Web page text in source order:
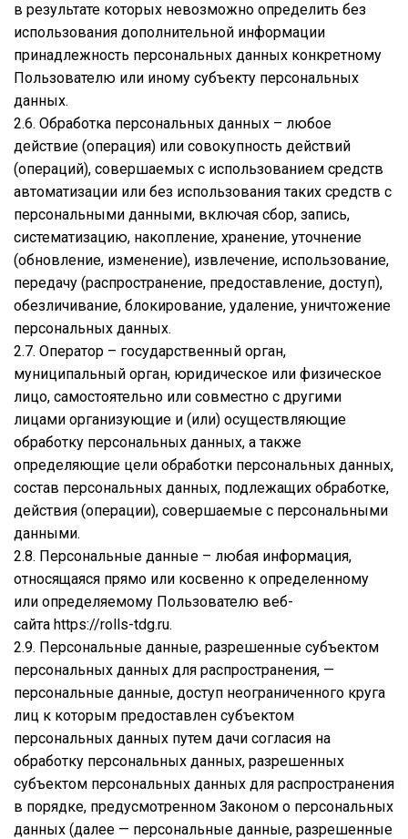
в результате которых невозможно определить без
использования дополнительной информации
принадлежность персональных данных конкретному
Пользователю или иному субъекту персональных
данных.
2.6. Обработка персональных данных – любое
действие (операция) или совокупность действий
(операций), совершаемых с использованием средств
автоматизации или без использования таких средств с
персональными данными, включая сбор, запись,
систематизацию, накопление, хранение, уточнение
(обновление, изменение), извлечение, использование,
передачу (распространение, предоставление, доступ),
обезличивание, блокирование, удаление, уничтожение
персональных данных.
2.7. Оператор – государственный орган,
муниципальный орган, юридическое или физическое
лицо, самостоятельно или совместно с другими
лицами организующие и (или) осуществляющие
обработку персональных данных, а также
определяющие цели обработки персональных данных,
состав персональных данных, подлежащих обработке,
действия (операции), совершаемые с персональными
данными.
2.8. Персональные данные – любая информация,
относящаяся прямо или косвенно к определенному
или определяемому Пользователю веб-
сайта https://rolls-tdg.ru.
2.9. Персональные данные, разрешенные субъектом
персональных данных для распространения, —
персональные данные, доступ неограниченного круга
лиц к которым предоставлен субъектом
персональных данных путем дачи согласия на
обработку персональных данных, разрешенных
субъектом персональных данных для распространения
в порядке, предусмотренном Законом о персональных
данных (далее — персональные данные, разрешенные